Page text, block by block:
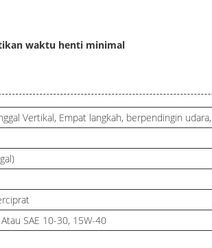
waktu henti minimal
Vertikal, Empat langkah, berpendingin
SAE 10-30, 15W-40